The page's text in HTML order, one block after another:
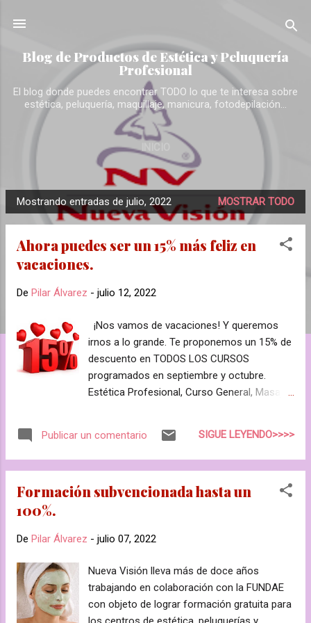
Blog de Productos de Estética y Peluquería
Profesional
El blog donde puedes encontrar TODO lo que te interesa sobre
estética, peluquería, maquillaje, manicura, fotodepilación...
INICIO
E
n
Mostrando entradas de julio, 2022 MOSTRAR TODO
Ahora puedes ser un 15% más feliz en
vacaciones.
De Pilar Álvarez - julio 12, 2022
¡Nos vamos de vacaciones! Y queremos
irnos a lo grande. Te proponemos un 15% de
descuento en TODOS LOS CURSOS
programados en septiembre y octubre.
Estética Profesional, Curso General, Masaje
Maderoterapia... ¿Cúal te apetece más?
Consulta las fechas de inicio en
un 15% más feliz este verano. SÓLO HASTA
Publicar un comentario SIGUE LEYENDO>>>>
Formación subvencionada hasta un
100%.
De Pilar Álvarez - julio 07, 2022
Nueva Visión lleva más de doce años
trabajando en colaboración con la FUNDAE
con objeto de lograr formación gratuita para